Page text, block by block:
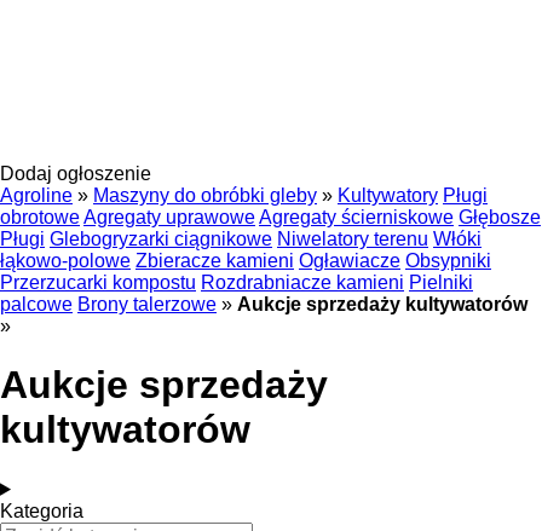
Dodaj ogłoszenie
Agroline » Maszyny do obróbki gleby » Kultywatory Pługi
obrotoweAgregaty uprawoweAgregaty ścierniskowe Głębosze
Pługi Glebogryzarki ciągnikowe Niwelatory terenu Włóki
łąkowo-polowe Zbieracze kamieni Ogławiacze Obsypniki
Przerzucarki kompostu Rozdrabniacze kamieni Pielniki
palcowe Brony talerzowe » Aukcje sprzedaży kultywatorów
»
Aukcje sprzedaży
kultywatorów
Kategoria